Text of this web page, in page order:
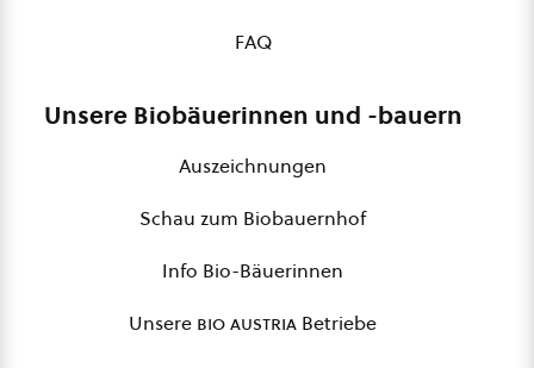
FAQ
Unsere Biobäuerinnen und -bauern
Auszeichnungen
Schau zum Biobauernhof
Info Bio-Bäuerinnen
Unsere bio austria Betriebe